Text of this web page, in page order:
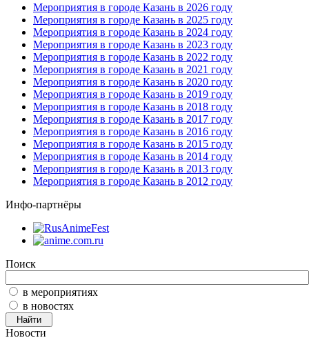
Мероприятия в городе Казань в 2026 году
Мероприятия в городе Казань в 2025 году
Мероприятия в городе Казань в 2024 году
Мероприятия в городе Казань в 2023 году
Мероприятия в городе Казань в 2022 году
Мероприятия в городе Казань в 2021 году
Мероприятия в городе Казань в 2020 году
Мероприятия в городе Казань в 2019 году
Мероприятия в городе Казань в 2018 году
Мероприятия в городе Казань в 2017 году
Мероприятия в городе Казань в 2016 году
Мероприятия в городе Казань в 2015 году
Мероприятия в городе Казань в 2014 году
Мероприятия в городе Казань в 2013 году
Мероприятия в городе Казань в 2012 году
Инфо-партнёры
Поиск
в мероприятиях
в новостях
Новости